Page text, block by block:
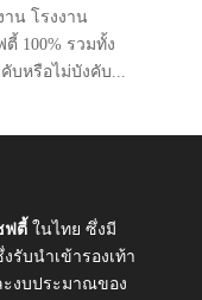
น โรงงาน
100% รวมทั้ง
บหรือไม่บังคับ...
ฟตี้ ในไทย ซึ่งมี
รับนำเข้ารองเท้า
งบประมาณของ